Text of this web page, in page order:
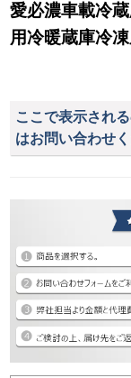
愛必濃車載冷
用冷暖蔵庫冷
ここで表示され
はお問い合わせく